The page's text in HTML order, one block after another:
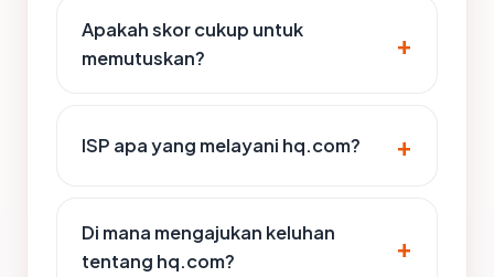
Apakah skor cukup untuk
memutuskan?
ISP apa yang melayani hq.com?
Di mana mengajukan keluhan
tentang hq.com?